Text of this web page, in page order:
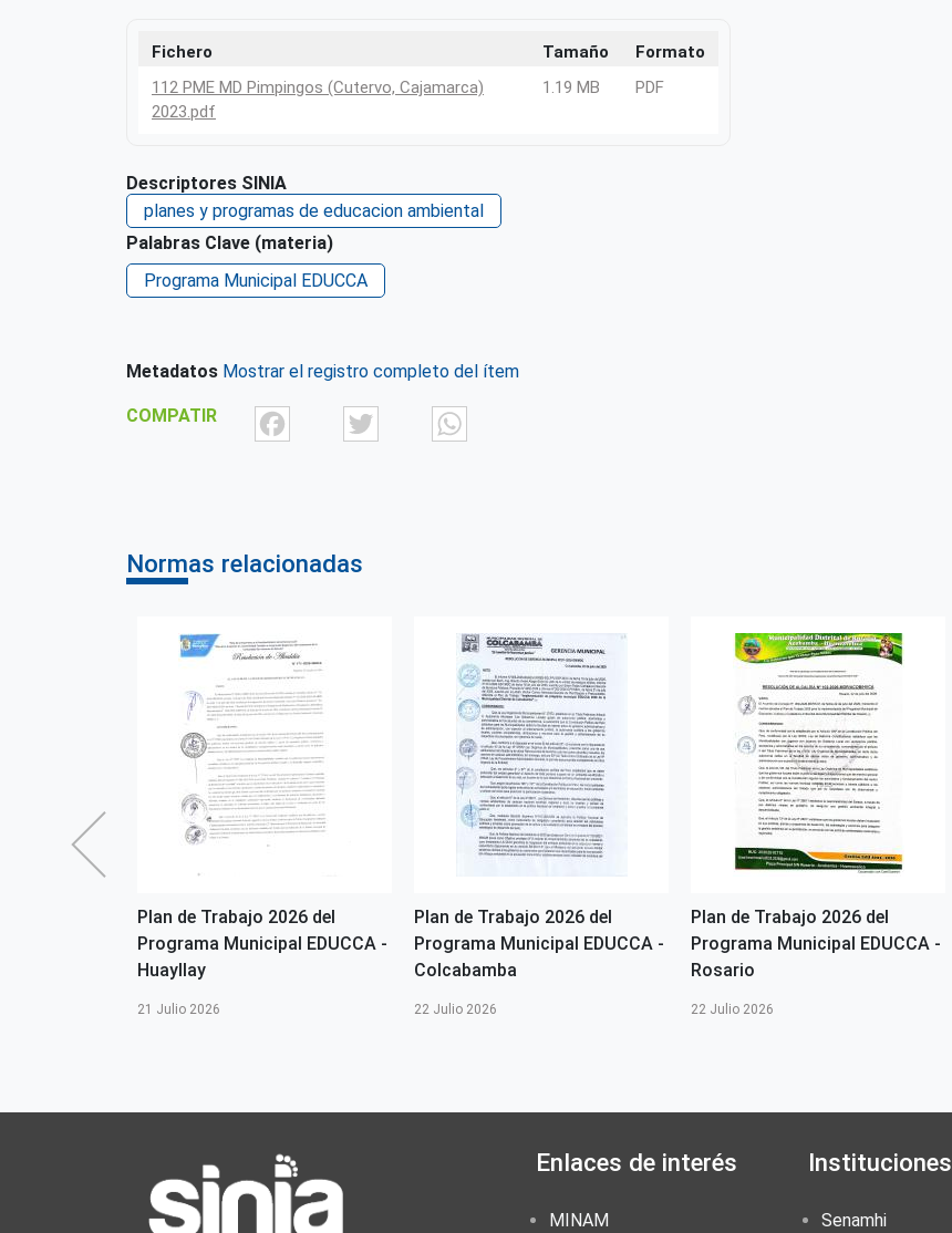
Fichero Tamaño
Formato
112 PME MD Pimpingos (Cutervo, Cajamarca)
2023.pdf
1.19 MB PDF
Descriptores SINIA
planes y programas de educacion ambiental
Palabras Clave (materia)
Programa Municipal EDUCCA
Metadatos Mostrar el registro completo del ítem
COMPATIR FacebookTwitter
Normas relacionadas
Plan de Trabajo 2026 del
Programa Municipal EDUCCA -
Huayllay
21 Julio 2026
Plan de Trabajo 2026 del
Programa Municipal EDUCCA -
Colcabamba
22 Julio 2026
Plan de Trabajo 2026 del
Programa Municipal EDUCCA -
Rosario
22 Julio 2026
Enlaces de interés
MINAM
Instituciones
Senamhi